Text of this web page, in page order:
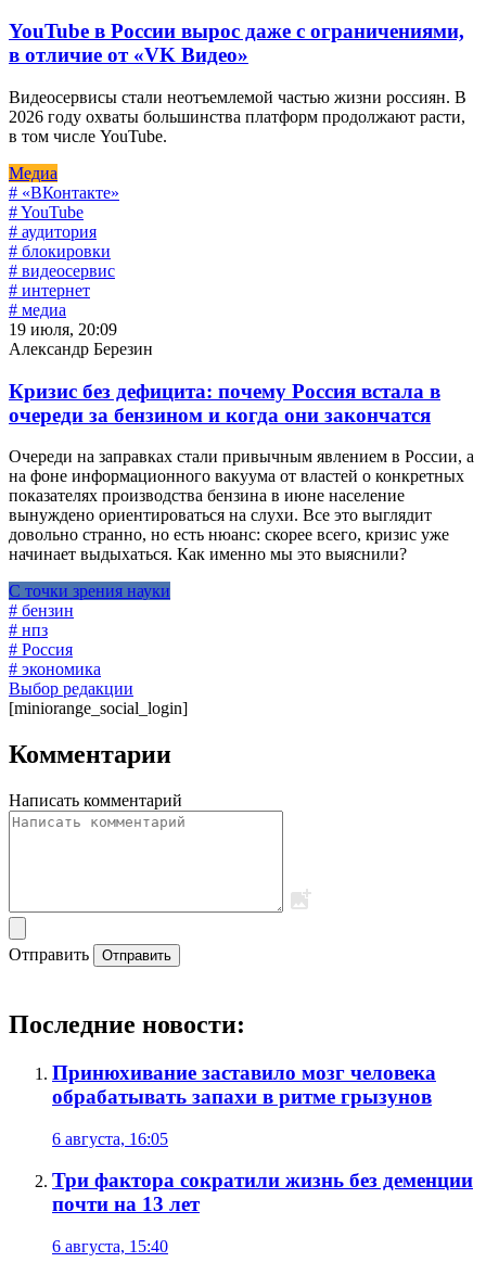
YouTube в России вырос даже с ограничениями,
в отличие от «VK Видео»
Видеосервисы стали неотъемлемой частью жизни россиян. В
2026 году охваты большинства платформ продолжают расти,
в том числе YouTube.
Медиа
# «ВКонтакте»
# YouTube
# аудитория
# блокировки
# видеосервис
# интернет
# медиа
19 июля, 20:09
Александр Березин
Кризис без дефицита: почему Россия встала в
очереди за бензином и когда они закончатся
Очереди на заправках стали привычным явлением в России, а
на фоне информационного вакуума от властей о конкретных
показателях производства бензина в июне население
вынуждено ориентироваться на слухи. Все это выглядит
довольно странно, но есть нюанс: скорее всего, кризис уже
начинает выдыхаться. Как именно мы это выяснили?
С точки зрения науки
# бензин
# нпз
# Россия
# экономика
Выбор редакции
[miniorange_social_login]
Комментарии
Написать комментарий
Отправить Отправить
Последние новости:
Принюхивание заставило мозг человека
обрабатывать запахи в ритме грызунов
6 августа, 16:05
Три фактора сократили жизнь без деменции
почти на 13 лет
6 августа, 15:40